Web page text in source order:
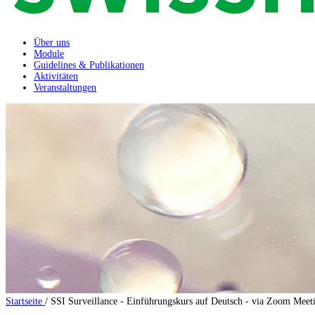
Über uns
Module
Guidelines & Publikationen
Aktivitäten
Veranstaltungen
Startseite / SSI Surveillance - Einführungskurs auf Deutsch - via Zoom